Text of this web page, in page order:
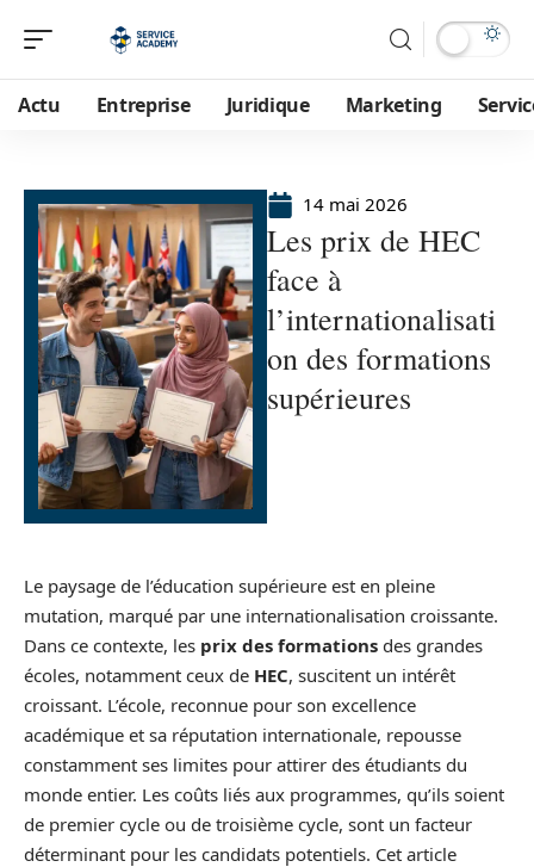
Actu Entreprise Juridique Marketing
14 mai 2026
Les prix de HEC
face à
l’internationalisati
on des formations
supérieures
Le paysage de l’éducation supérieure est en pleine
mutation, marqué par une internationalisation croissante.
Dans ce contexte, les prix des formations des grandes
écoles, notamment ceux de HEC, suscitent un intérêt
croissant. L’école, reconnue pour son excellence
académique et sa réputation internationale, repousse
constamment ses limites pour attirer des étudiants du
monde entier. Les coûts liés aux programmes, qu’ils soient
de premier cycle ou de troisième cycle, sont un facteur
déterminant pour les candidats potentiels. Cet article